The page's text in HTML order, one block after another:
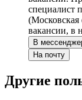
специалист
(Московская
вакансии, в
В
На почту
Другие